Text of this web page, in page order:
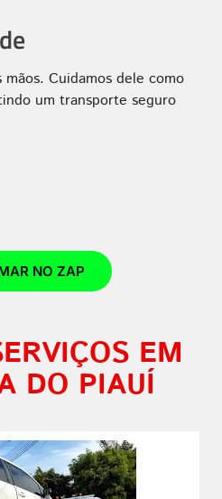
Cuidamos dele como
um transporte seguro
NO ZAP
EM
DO PIAUÍ